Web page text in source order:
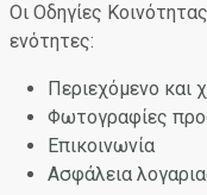
Οι Οδηγίες
ενότητες:
Περιεχόμενο και
Φωτογραφίες
Επικοινωνία
Ασφάλεια